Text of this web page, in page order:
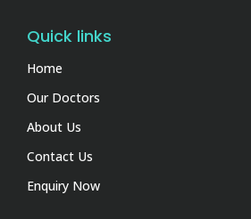
Quick links
Home
Our Doctors
About Us
Contact Us
Enquiry Now